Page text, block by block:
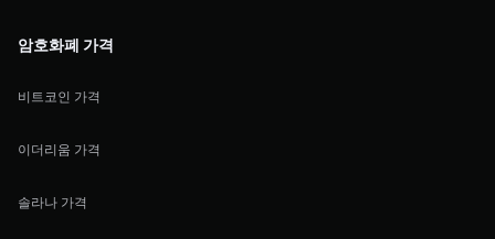
암호화폐 가격
비트코인 가격
이더리움 가격
솔라나 가격